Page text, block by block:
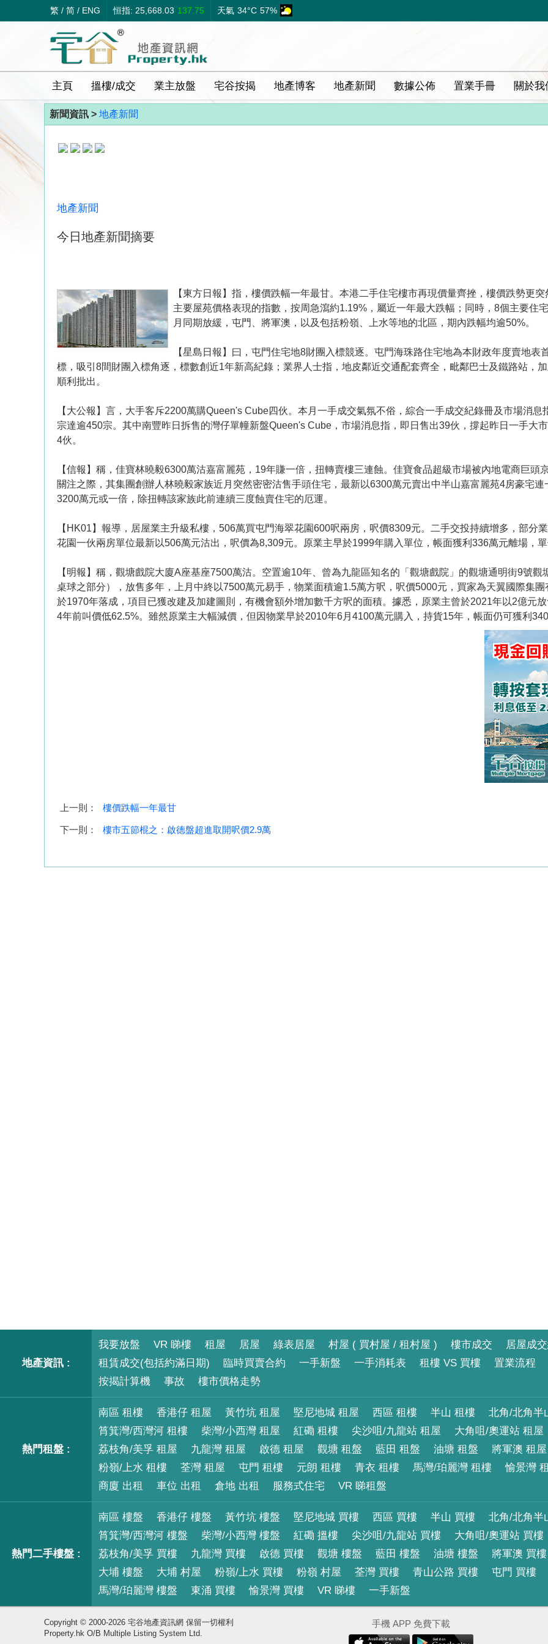
繁 / 简 / ENG 恒指: 25,668.03 137.75 天氣 34°C 57%
主頁 搵樓/成交 業主放盤 宅谷按揭 地產博客 地產新聞 數據公佈 置業手冊 關於我
新聞資訊 > 地產新聞
地產新聞
今日地產新聞摘要
【東方日報】指，樓價跌幅一年最甘。本港二手住宅樓市再現價量齊挫，樓價跌勢更
主要屋苑價格表現的指數，按周急瀉約1.19%，屬近一年最大跌幅；同時，8個主要住
月同期放緩，屯門、將軍澳，以及包括粉嶺、上水等地的北區，期內跌幅均逾50%。
【星島日報】曰，屯門住宅地8財團入標競逐。屯門海珠路住宅地為本財政年度賣地表
標，吸引8間財團入標角逐，標數創近1年新高紀錄；業界人士指，地皮鄰近交通配套齊全，毗鄰巴士及鐵路站，
順利批出。
【大公報】言，大手客斥2200萬購Queen's Cube四伙。本月一手成交氣氛不俗，綜合一手成交紀錄冊及市場消
宗達逾450宗。其中南豐昨日拆售的灣仔單幢新盤Queen's Cube，市場消息指，即日售出39伙，撐起昨日一手大
4伙。
【信報】稱，佳寶林曉毅6300萬沽嘉富麗苑，19年賺一倍，扭轉賣樓三連蝕。佳寶食品超級市場被內地電商巨頭
關注之際，其集團創辦人林曉毅家族近月突然密密沽售手頭住宅，最新以6300萬元賣出中半山嘉富麗苑4房豪宅
3200萬元或一倍，除扭轉該家族此前連續三度蝕賣住宅的厄運。
【HK01】報導，居屋業主升級私樓，506萬買屯門海翠花園600呎兩房，呎價8309元。二手交投持續增多，部分
花園一伙兩房單位最新以506萬元沽出，呎價為8,309元。原業主早於1999年購入單位，帳面獲利336萬元離場，單
【明報】稱，觀塘戲院大廈A座基座7500萬沽。空置逾10年、曾為九龍區知名的「觀塘戲院」的觀塘通明街9號
桌球之部分），放售多年，上月中終以7500萬元易手，物業面積逾1.5萬方呎，呎價5000元，買家為天翼國際集
於1970年落成，項目已獲改建及加建圖則，有機會額外增加數千方呎的面積。據悉，原業主曾於2021年以2億元
4年前叫價低62.5%。雖然原業主大幅減價，但因物業早於2010年6月4100萬元購入，持貨15年，帳面仍可獲利
上一則： 樓價跌幅一年最甘
下一則： 樓市五節棍之：啟德盤超進取開呎價2.9萬
地產資訊 :
我要放盤 VR 睇樓 租屋 居屋 綠表居屋 村屋 ( 買村屋 / 租村屋 ) 樓市成交 居屋成
租賃成交(包括約滿日期)
臨時買賣合約 一手新盤 一手消耗表 租樓 VS 買樓 置業流程
按揭計算機
事故 樓市價格走勢
熱門租盤 :
南區 租樓 香港仔 租屋 黃竹坑 租屋 堅尼地城 租屋 西區 租樓 半山 租樓 北角/北角半
筲箕灣/西灣河 租樓
柴灣/小西灣 租屋 紅磡 租樓 尖沙咀/九龍站 租屋 大角咀/奧運站 租屋
荔枝角/美孚 租屋
九龍灣 租屋 啟德 租屋 觀塘 租盤 藍田 租盤 油塘 租盤 將軍澳 租屋
粉嶺/上水 租樓
荃灣 租屋 屯門 租樓 元朗 租樓 青衣 租樓 馬灣/珀麗灣 租樓 愉景灣
商廈 出租
車位 出租 倉地 出租 服務式住宅 VR 睇租盤
熱門二手樓盤 :
南區 樓盤 香港仔 樓盤 黃竹坑 樓盤 堅尼地城 買樓 西區 買樓 半山 買樓 北角/北角半
筲箕灣/西灣河 樓盤
柴灣/小西灣 樓盤 紅磡 搵樓 尖沙咀/九龍站 買樓 大角咀/奧運站 買樓
荔枝角/美孚 買樓
九龍灣 買樓 啟德 買樓 觀塘 樓盤 藍田 樓盤 油塘 樓盤 將軍澳 買樓
大埔 樓盤
大埔 村屋 粉嶺/上水 買樓 粉嶺 村屋 荃灣 買樓 青山公路 買樓 屯門 買樓
馬灣/珀麗灣 樓盤
東涌 買樓 愉景灣 買樓 VR 睇樓 一手新盤
Copyright © 2000-2026 宅谷地產資訊網 保留一切權利
Property.hk O/B Multiple Listing System Ltd.
手機 APP 免費下載